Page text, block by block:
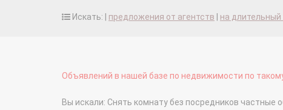
Искать: | предложения от агентств на длительный
Объявлений в нашей базе по недвижимости по такому
Вы искали: Снять комнату без посредников